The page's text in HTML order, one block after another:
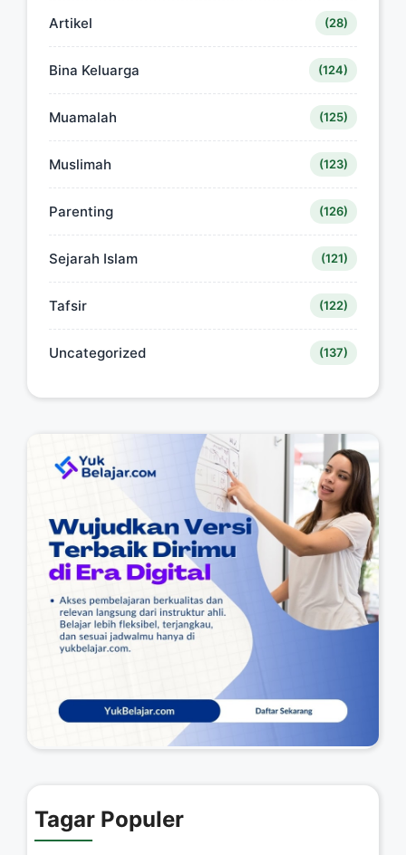
Artikel (28)
Bina Keluarga (124)
Muamalah (125)
Muslimah (123)
Parenting (126)
Sejarah Islam (121)
Tafsir (122)
Uncategorized (137)
Tagar Populer